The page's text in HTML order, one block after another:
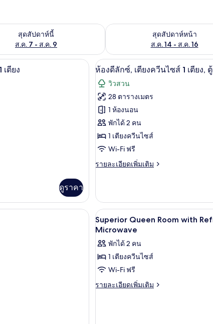
สุดสัปดาห์นี้
ส.ค. 7 - ส.ค. 9
ำนวนห้องพักว่างในสุดสัปดาห์นี้ ส.ค. 7 - ส.ค. 9สุดสัปดาห์หน้า
ส.ค. 14 - ส.ค. 16
ตรวจสอบจำนวนห้องพักว่างใน
งสแตนดาร์ด, เตียงควีนไซส์ 1 เตียง | ตู้นิรภัยในห้องพัก, โต๊ะทำงาน, ห้องเก็บ
ตียง
ดูราคา
เปิด
ภาพถ่าย
ทั้งหมด
ของ
ห้อง
ดี
ลัก
ซ์,
ควีน
ไซส์
1
เตียง,
ตู้
เย็น,
วิว
ตู้นิรภั
4
ห้องดีลักซ์, เตียงควีนไซส์ 1 เตียง,
วิวสวน
28 ตารางเมตร
1 ห้องนอน
พักได้ 2 คน
1 เตียงควีนไซส์
Wi-Fi ฟรี
รายละเอียดเพิ่มเติม
ราย
เกี่ยว
กับ
ห้อง
ดี
ซ์,
เตียง
ไซส์
1
เตียง,
รภัยในห้องพัก, โต๊ะทำงาน, ห้องเก็บเสียง, เตารีด/โต๊ะรีดผ้า
เปิด
ภาพถ่าย
ทั้งหมด
ของ
Superior
Queen
ตู้นิร
3
Superior Queen Room with
Microwave
พักได้ 2 คน
1 เตียงควีนไซส์
Wi-Fi ฟรี
รายละเอียดเพิ่มเติม
ราย